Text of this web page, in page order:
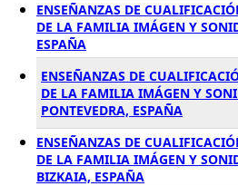
ENSEÑANZAS DE
DE LA FAMILIA IMÁGEN Y
ESPAÑA
ENSEÑANZAS DE
DE LA FAMILIA IMÁGEN Y
PONTEVEDRA, ESPAÑA
ENSEÑANZAS DE
DE LA FAMILIA IMÁGEN Y
BIZKAIA, ESPAÑA